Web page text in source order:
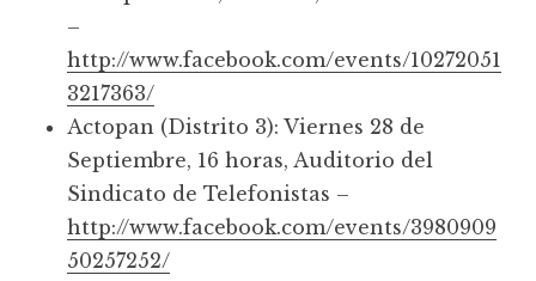
–
http://www.facebook.com/events/10272051
3217363/
Actopan (Distrito 3): Viernes 28 de
Septiembre, 16 horas, Auditorio del
Sindicato de Telefonistas –
http://www.facebook.com/events/3980909
50257252/